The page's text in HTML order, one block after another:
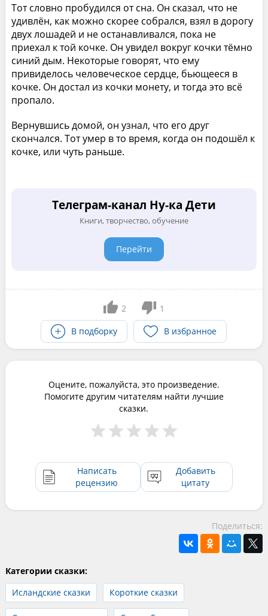
Тот словно пробудился от сна. Он сказал, что не
удивлён, как можно скорее собрался, взял в дорогу
двух лошадей и не останавливался, пока не
приехал к той кочке. Он увидел вокруг кочки тёмно
синий дым. Некоторые говорят, что ему
привиделось человеческое сердце, бьющееся в
кочке. Он достал из кочки монету, и тогда это всё
пропало.
Вернувшись домой, он узнал, что его друг
скончался. Тот умер в то время, когда он подошёл к
кочке, или чуть раньше.
Телеграм-канал Ну-ка Дети
Книги, творчество, обучение
Перейти
2
1
В подборку
В избранное
Оцените, пожалуйста, это произведение.
Помогите другим читателям найти лучшие
сказки.
Написать
рецензию
Добавить
цитату
Поделиться:
Категории сказки:
Исландские сказки
Короткие сказки